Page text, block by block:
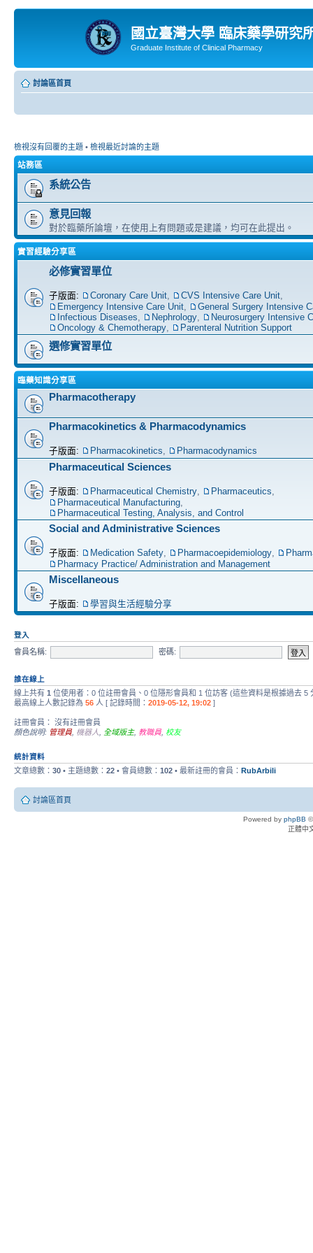
國立臺灣大學 臨床藥學研究
Graduate Institute of Clinical Pharmacy
討論區首頁
檢視沒有回覆的主題 • 檢視最近討論的主題
站務區
系統公告
意見回報
對於臨藥所論壇，在使用上有問題或是建議，均可在此提出。
實習經驗分享區
必修實習單位
子版面: Coronary Care Unit, CVS Intensive Care Unit,
Emergency Intensive Care Unit,
General Surgery Intensive
Infectious Diseases, Nephrology,
Neurosurgery Intensive
Oncology & Chemotherapy, Parenteral Nutrition Support
選修實習單位
臨藥知識分享區
Pharmacotherapy
Pharmacokinetics & Pharmacodynamics
子版面: Pharmacokinetics, Pharmacodynamics
Pharmaceutical Sciences
子版面: Pharmaceutical Chemistry, Pharmaceutics,
Pharmaceutical Manufacturing,
Pharmaceutical Testing, Analysis, and Control
Social and Administrative Sciences
子版面: Medication Safety, Pharmacoepidemiology,
Pharmacy Practice/ Administration and Management
Miscellaneous
子版面: 學習與生活經驗分享
登入
會員名稱:
密碼:
誰在線上
線上共有 1 位使用者：0 位註冊會員、0 位隱形會員和 1 位訪客 (這些資料是根據過去 5
最高線上人數記錄為 56 人 [ 記錄時間： 2019-05-12, 19:02 ]
註冊會員： 沒有註冊會員
顏色說明: 管理員 機器人 全域版主, 教職員 校友
統計資料
文章總數： 30 • 主題總數： 22 • 會員總數： 102 • 最新註冊的會員： RubArbili
討論區首頁
Powered by phpBB
正體中